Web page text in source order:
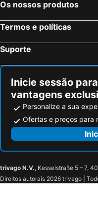
Kozanos Hotel & Suites
Imerovigli, Sul do Mar Egeu Hotéis
Os nossos produtos
Termos e políticas
Suporte
Inicie sessão
vantagens
Personalize a sua
Ofertas e preços para
trivago N.V., Kesselstraße 5 – 7,
Direitos autorais 2026 trivago |